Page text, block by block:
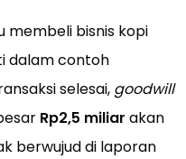
membeli bisnis kopi
dalam contoh
selesai, goodwill
Rp2,5 miliar akan
berwujud di laporan